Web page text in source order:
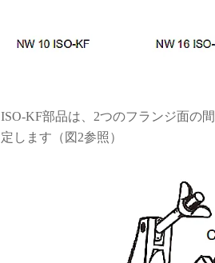
ISO-KF部品は、2つのフランジ面の
定します（図2参照）